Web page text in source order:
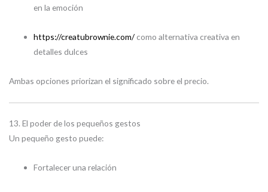
en la emoción
https://creatubrownie.com/ como alternativa creativa en
detalles dulces
Ambas opciones priorizan el significado sobre el precio.
13. El poder de los pequeños gestos
Un pequeño gesto puede:
Fortalecer una relación